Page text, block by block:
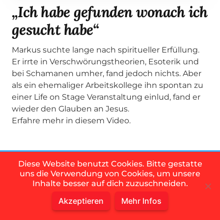
„Ich habe gefunden wonach ich
gesucht habe“
Markus suchte lange nach spiritueller Erfüllung.
Er irrte in Verschwörungstheorien, Esoterik und
bei Schamanen umher, fand jedoch nichts. Aber
als ein ehemaliger Arbeitskollege ihn spontan zu
einer Life on Stage Veranstaltung einlud, fand er
wieder den Glauben an Jesus.
Erfahre mehr in diesem Video.
Komm zu den #SaveKiel
Abenden
Diese Website benutzt Cookies. Bitte gestatte
uns die Verwendung von Cookies, um unsere
Inhalte besser auf dich zuzuschneiden.
Akzeptieren Mehr Infos